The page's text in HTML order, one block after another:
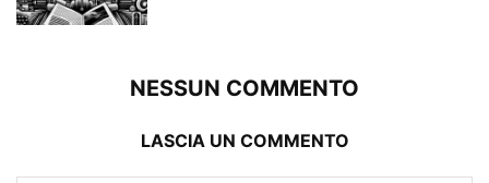
NESSUN COMMENTO
LASCIA UN COMMENTO